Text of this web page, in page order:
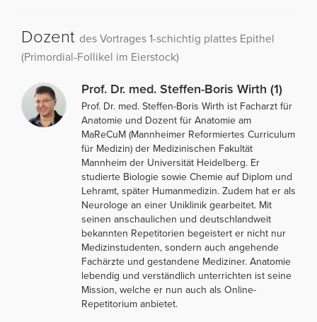
Dozent des Vortrages 1-schichtig plattes Epithel
(Primordial-Follikel im Eierstock)
Prof. Dr. med. Steffen-Boris Wirth (1)
Prof. Dr. med. Steffen-Boris Wirth ist Facharzt für
Anatomie und Dozent für Anatomie am
MaReCuM (Mannheimer Reformiertes Curriculum
für Medizin) der Medizinischen Fakultät
Mannheim der Universität Heidelberg. Er
studierte Biologie sowie Chemie auf Diplom und
Lehramt, später Humanmedizin. Zudem hat er als
Neurologe an einer Uniklinik gearbeitet. Mit
seinen anschaulichen und deutschlandweit
bekannten Repetitorien begeistert er nicht nur
Medizinstudenten, sondern auch angehende
Fachärzte und gestandene Mediziner. Anatomie
lebendig und verständlich unterrichten ist seine
Mission, welche er nun auch als Online-
Repetitorium anbietet.